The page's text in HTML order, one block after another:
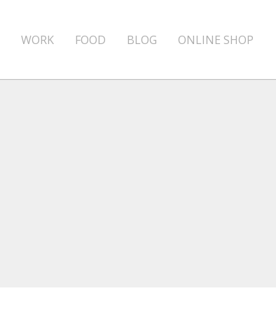
WORK FOOD BLOG ONLINE SHOP